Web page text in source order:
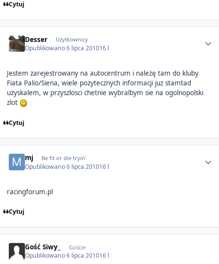
Cytuj
Desser Użytkownicy
Opublikowano6 lipca 201016 l
Jestem zarejestrowany na autocentrum i należę tam do kluby
Fiata Palio/Siena, wiele pozytecznych informacji juz stamtad
uzyskalem, w przyszlosci chetnie wybralbym sie na ogolnopolski
zlot
Cytuj
mj Be fit or die tryin'
Opublikowano6 lipca 201016 l
racingforum.pl
Cytuj
Gość Siwy_ Goście
Opublikowano6 lipca 201016 l